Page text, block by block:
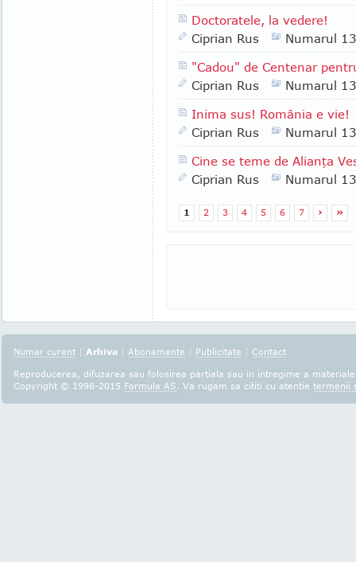
Doctoratele, la vedere!
Ciprian Rus
Numarul
"Cadou" de Centenar
Ciprian Rus
Numarul
Inima sus! România e vie!
Ciprian Rus
Numarul
Cine se teme de Alianţa
Ciprian Rus
Numarul
1 2 3 4 5 6 7 › »
Numar curent | Arhiva | Abonamente | Publicitate | Contact
Reproducerea, difuzarea sau folosirea partiala sau in intregime a
Copyright © 1998-2015 Formula AS. Va rugam sa cititi cu atentie termenii